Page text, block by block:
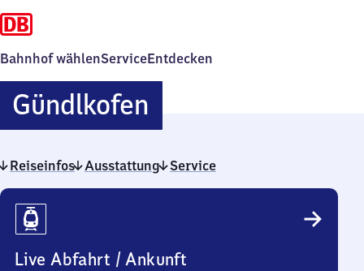
Bahnhof wählenServiceEntdecken
GündlkofenGündlkofen
Reiseinfos Ausstattung Service
Reiseinfos
Live Abfahrt / Ankunft